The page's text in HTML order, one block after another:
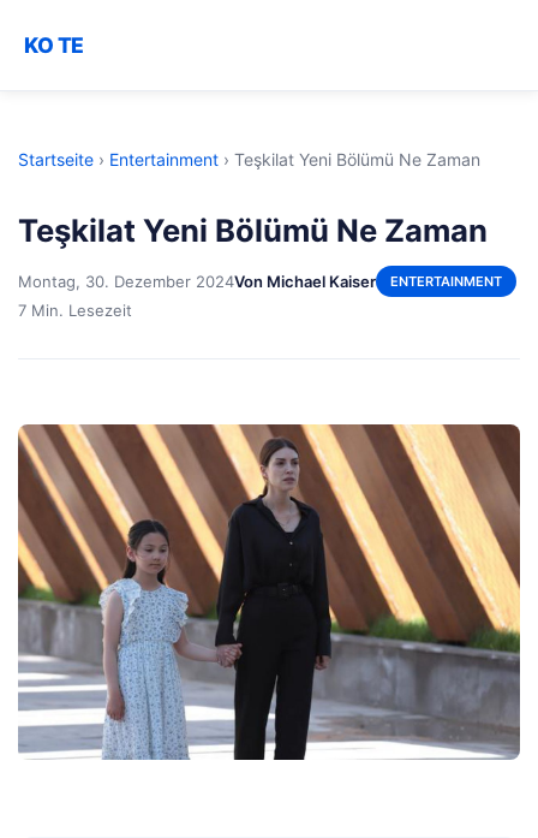
KO TE
Startseite › Entertainment › Teşkilat Yeni Bölümü Ne Zaman
Teşkilat Yeni Bölümü Ne Zaman
Montag, 30. Dezember 2024Von Michael Kaiser ENTERTAINMENT
7 Min. Lesezeit